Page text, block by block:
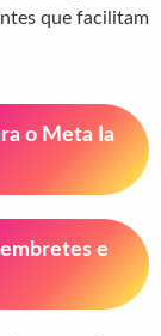
que facilitam
o Meta Ia
e